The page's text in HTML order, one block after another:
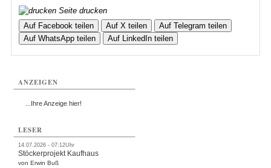
Seite drucken
Auf Facebook teilen
Auf X teilen
Auf Telegram teilen
Auf WhatsApp teilen
Auf LinkedIn teilen
ANZEIGEN
...Ihre Anzeige hier!
LESER
14.07.2026 - 07:12Uhr
Stöckerprojekt Kaufhaus
von Erwin Buß